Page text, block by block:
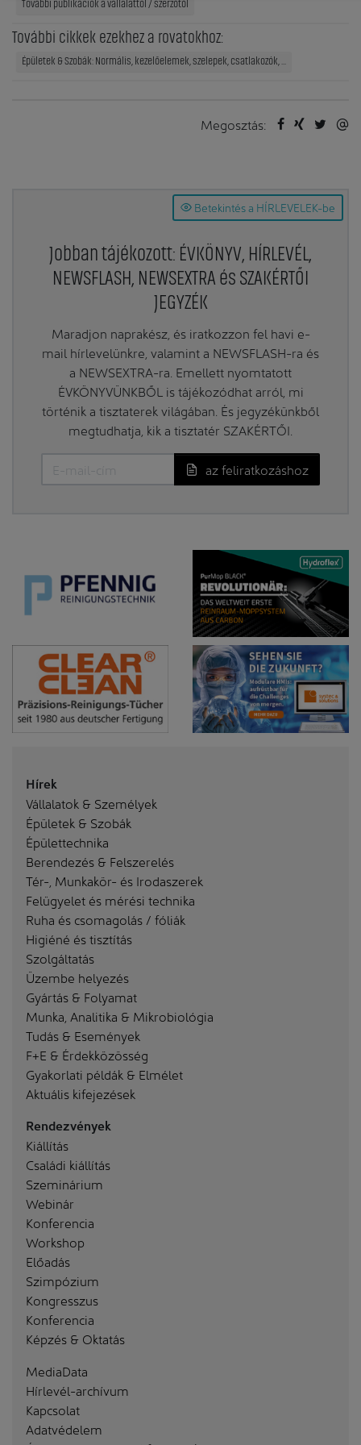
További publikációk a vállalattól / szerzőtől
További cikkek ezekhez a rovatokhoz:
Épületek & Szobák: Normális, kezelőelemek, szelepek, csatlakozók, ...
Megosztás:
Betekintés a HÍRLEVELEK-be
Jobban tájékozott: ÉVKÖNYV, HÍRLEVÉL,
NEWSFLASH, NEWSEXTRA és SZAKÉRTŐI
JEGYZÉK
Maradjon naprakész, és iratkozzon fel havi e-
mail hírlevelünkre, valamint a NEWSFLASH-ra és
a NEWSEXTRA-ra. Emellett nyomtatott
ÉVKÖNYVÜNKBŐL is tájékozódhat arról, mi
történik a tisztaterek világában. És jegyzékünkből
megtudhatja, kik a tisztatér SZAKÉRTŐI.
az feliratkozáshoz
Hírek
Vállalatok & Személyek
Épületek & Szobák
Épülettechnika
Berendezés & Felszerelés
Tér-, Munkakör- és Irodaszerek
Felügyelet és mérési technika
Ruha és csomagolás / fóliák
Higiéné és tisztítás
Szolgáltatás
Üzembe helyezés
Gyártás & Folyamat
Munka, Analitika & Mikrobiológia
Tudás & Események
F+E & Érdekközösség
Gyakorlati példák & Elmélet
Aktuális kifejezések
Rendezvények
Kiállítás
Családi kiállítás
Szeminárium
Webinár
Konferencia
Workshop
Előadás
Szimpózium
Kongresszus
Konferencia
Képzés & Oktatás
MediaData
Hírlevél-archívum
Kapcsolat
Adatvédelem